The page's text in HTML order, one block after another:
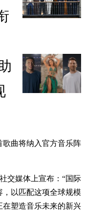
曲将纳入官方音乐阵
交媒体上宣布：“国际
以匹配这项全球规模
塑造音乐未来的新兴